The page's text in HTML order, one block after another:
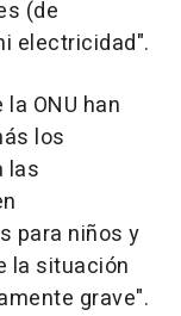
(de
electricidad".
ONU han
los
las
para niños y
la situación
grave".